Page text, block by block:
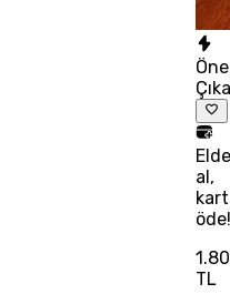
Öne
al,
TL